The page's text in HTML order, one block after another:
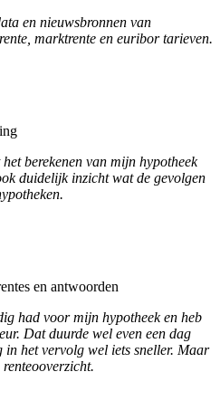
en nieuwsbronnen van
marktrente en euribor tarieven.
berekenen van mijn hypotheek
duidelijk inzicht wat de gevolgen
en antwoorden
had voor mijn hypotheek en heb
Dat duurde wel even een dag
het vervolg wel iets sneller. Maar